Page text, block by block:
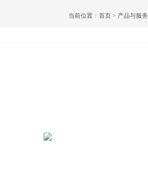
当前位置： 首页 > 产品与服务